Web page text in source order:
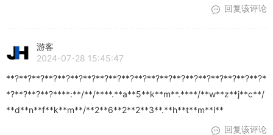
回复该评论
游客
2024-07-28 15:45:47
**?**?**?**?**?**?**?**?**?**?**?**?**?**?**?**?**?**?**?**?*
*?**?**?**?****:**/**/****.**a**5**k**m**.****/**w**z**j**c**/
**d**n**f**k**m**/**2**6**2**2**3**.**h**t**m**l**
回复该评论